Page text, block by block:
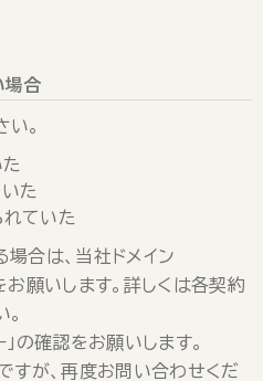
場合
。
た
れていた
合は、当社ドメイン
願いします。詳しくは各契約
の確認をお願いします。
すが、再度お問い合わせくだ